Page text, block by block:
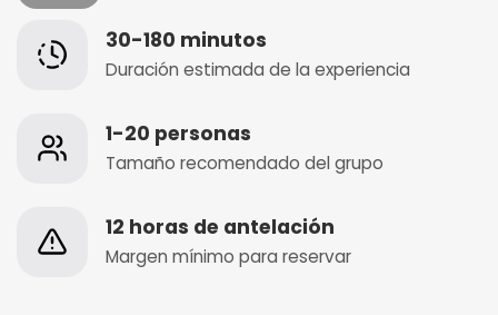
30-180 minutos
Duración estimada de la experiencia
1-20 personas
Tamaño recomendado del grupo
12 horas de antelación
Margen mínimo para reservar